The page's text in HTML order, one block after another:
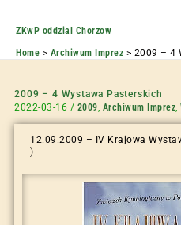
ZKwP oddzial Chorzow
Home
Archiwum Imprez 2009 – 4
2009 – 4 Wystawa Pasterskich
2022-03-16 / 2009, Archiwum Imprez,
12.09.2009 – IV Krajowa
)